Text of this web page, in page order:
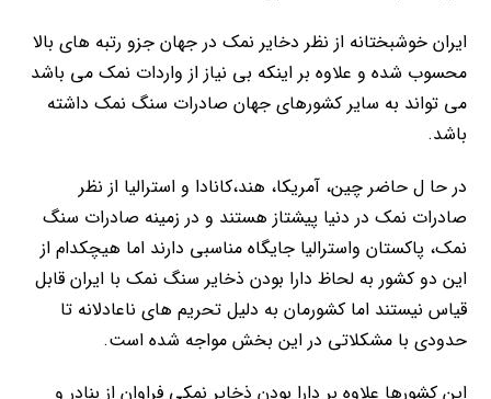
ایران خوشبختانه از نظر دخایر نمک در جهان جزو رتبه های بالا
محسوب شده و علاوه بر اینکه بی نیاز از واردات نمک می باشد
می تواند به سایر کشورهای جهان صادرات سنگ نمک داشته
باشد.
در حا ل حاضر چین، آمریکا، هند،کانادا و استرالیا از نظر
صادرات نمک در دنیا پیشتاز هستند و در زمینه صادرات سنگ
نمک، پاکستان واسترالیا جایگاه مناسبی دارند اما هیچکدام از
این دو کشور به لحاظ دارا بودن ذخایر سنگ نمک با ایران قابل
قیاس نیستند اما کشورمان به دلیل تحریم های ناعادلانه تا
حدودی با مشکلاتی در این بخش مواجه شده است.
این کشورها علاوه بر دارا بودن ذخایر نمکی فراوان از بنادر و